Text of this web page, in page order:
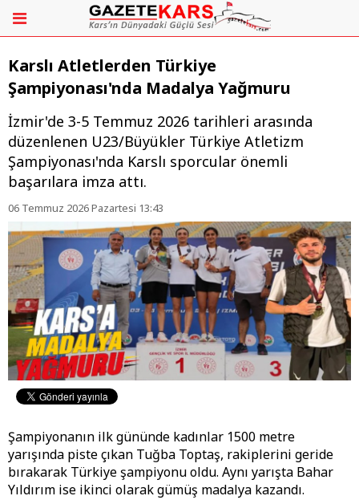
Karslı Atletlerden Türkiye
Şampiyonası'nda Madalya Yağmuru
İzmir'de 3-5 Temmuz 2026 tarihleri arasında
düzenlenen U23/Büyükler Türkiye Atletizm
Şampiyonası'nda Karslı sporcular önemli
başarılara imza attı.
06 Temmuz 2026 Pazartesi 13:43
Şampiyonanın ilk gününde kadınlar 1500 metre
yarışında piste çıkan Tuğba Toptaş, rakiplerini geride
bırakarak Türkiye şampiyonu oldu. Aynı yarışta Bahar
Yıldırım ise ikinci olarak gümüş madalya kazandı.